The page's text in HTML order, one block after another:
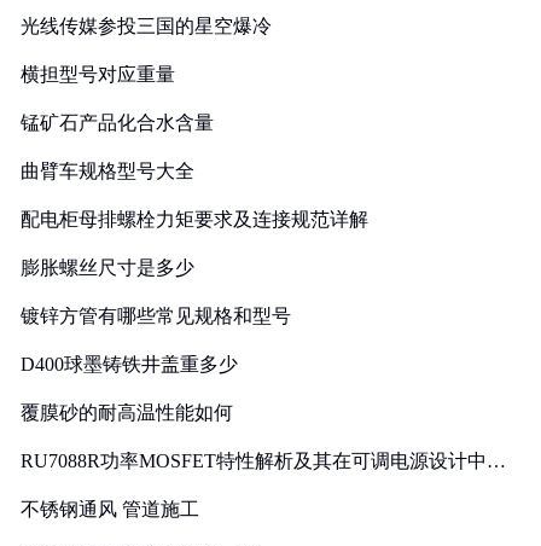
光线传媒参投三国的星空爆冷
横担型号对应重量
锰矿石产品化合水含量
曲臂车规格型号大全
配电柜母排螺栓力矩要求及连接规范详解
膨胀螺丝尺寸是多少
镀锌方管有哪些常见规格和型号
D400球墨铸铁井盖重多少
覆膜砂的耐高温性能如何
RU7088R功率MOSFET特性解析及其在可调电源设计中的
不锈钢通风 管道施工